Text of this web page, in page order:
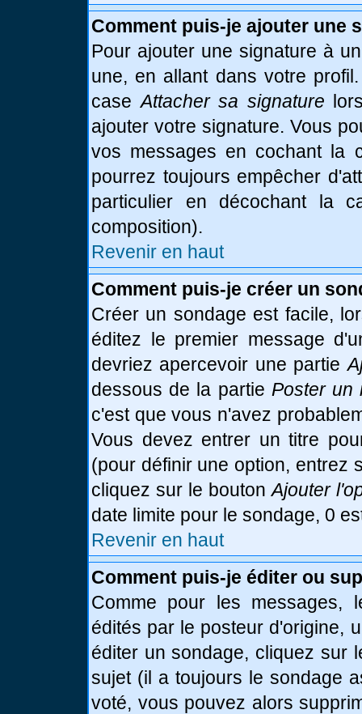
Comment puis-je ajouter une
Pour ajouter une signature à
une, en allant dans votre
caseAttacher sa signature
ajouter votre signature. Vous
vos messages en cochant la
pourrez toujours empêcher
particulier en décochant la
composition).
Revenir en haut
Comment puis-je créer un
Créer un sondage est facile,
éditez le premier message
devriez apercevoir une partie
dessous de la partie Poster un
c'est que vous n'avez
Vous devez entrer un titre
(pour définir une option, entrez
cliquez sur le boutonAjouter
date limite pour le sondage, 0
Revenir en haut
Comment puis-je éditer ou
Comme pour les messages,
édités par le posteur d'origine,
éditer un sondage, cliquez sur
sujet (il a toujours le sondage
voté, vous pouvez alors